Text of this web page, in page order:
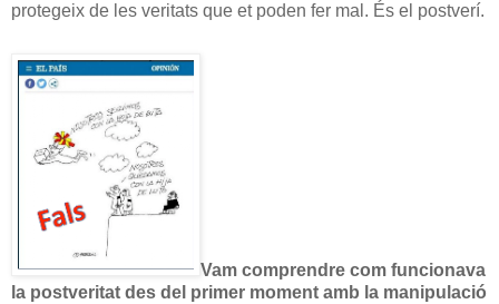
protegeix de les veritats que et poden fer mal. És el postverí.
Vam comprendre com funcionava
la postveritat des del primer moment amb la manipulació